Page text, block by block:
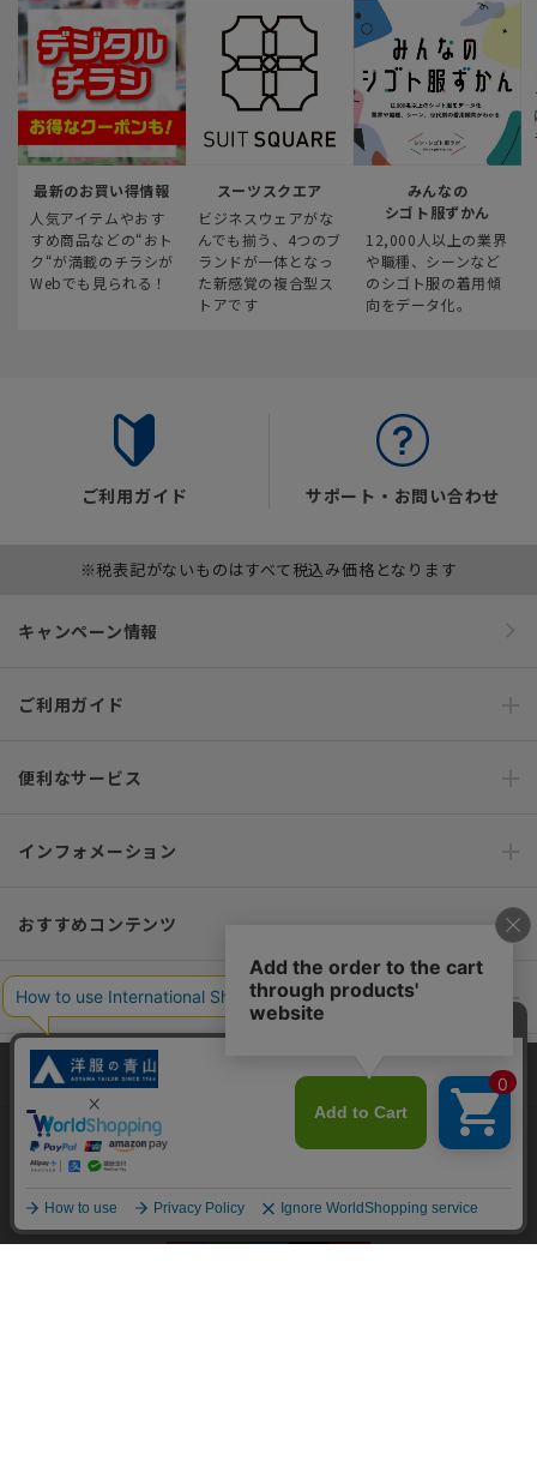
最新のお買い得情報
人気アイテムやおす
すめ商品などの“おト
ク“が満載のチラシが
Webでも見られる！
スーツスクエア
ビジネスウェアがな
んでも揃う、4つのブ
ランドが一体となっ
た新感覚の複合型ス
トアです
みんなの
シゴト服ずかん
12,000人以上の業界
や職種、シーンなど
のシゴト服の着用傾
向をデータ化。
ご利用ガイド サポート・お問い合わせ
※税表記がないものはすべて税込み価格となります
キャンペーン情報
ご利用ガイド
便利なサービス
インフォメーション
おすすめコンテンツ
ポリシー・企業情報
オーダースーツなら SHITATE
OFFICIAL SNS
当サイトでは、快適な閲覧体験とコンテンツ改善のためにCookieを使用
しています。閲覧を続けることで、Cookieの使用に同意したものとみな
します。詳細については
同意して閉じる